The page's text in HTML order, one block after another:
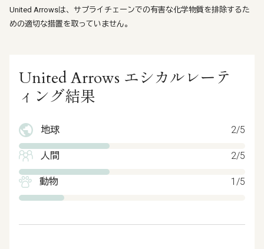
United Arrowsは、サプライチェーンでの有害な化学物質を排除するた
めの適切な措置を取っていません。
United Arrows エシカルレーテ
ィング結果
地球 2/5
人間 2/5
動物 1/5